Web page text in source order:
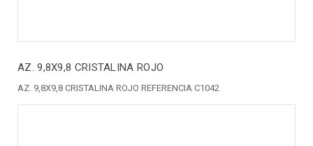
AZ. 9,8X9,8 CRISTALINA ROJO
AZ. 9,8X9,8 CRISTALINA ROJO REFERENCIA C1042